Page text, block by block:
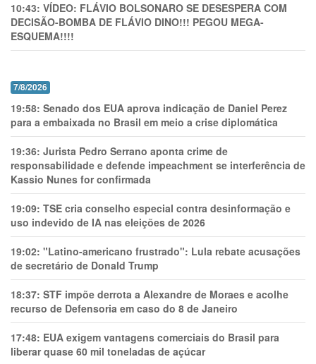
10:43: VÍDEO: FLÁVIO BOLSONARO SE DESESPERA COM
DECISÃO-BOMBA DE FLÁVIO DINO!!! PEGOU MEGA-
ESQUEMA!!!!
7/8/2026
19:58: Senado dos EUA aprova indicação de Daniel Perez
para a embaixada no Brasil em meio a crise diplomática
19:36: Jurista Pedro Serrano aponta crime de
responsabilidade e defende impeachment se interferência de
Kassio Nunes for confirmada
19:09: TSE cria conselho especial contra desinformação e
uso indevido de IA nas eleições de 2026
19:02: "Latino-americano frustrado": Lula rebate acusações
de secretário de Donald Trump
18:37: STF impõe derrota a Alexandre de Moraes e acolhe
recurso de Defensoria em caso do 8 de Janeiro
17:48: EUA exigem vantagens comerciais do Brasil para
liberar quase 60 mil toneladas de açúcar